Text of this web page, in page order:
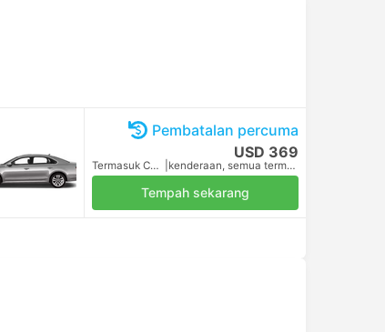
Pembatalan percuma
USD 369
Termasuk Cukai kenderaan, semua termasuk
Tempah sekarang